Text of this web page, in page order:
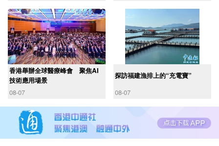
香港舉辦全球醫療峰會 聚焦AI
技術應用場景
08-07
探訪福建漁排上的“充電寶”
08-07